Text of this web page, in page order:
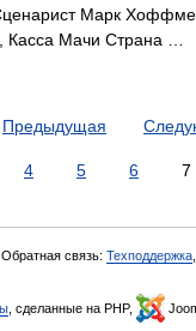
Марк
Мачи Страна …
Предыдущая
4 5 6 7
Обратная связь: Техподдержка
, сделанные на PHP,